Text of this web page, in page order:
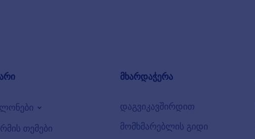
თემები
მხარდაჭერა
დაგვიკავშირდით
მომხმარებლის გიდი